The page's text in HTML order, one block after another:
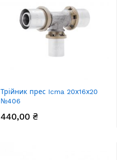
Трійник прес Icma 20х16х20
№406
440,00 ₴